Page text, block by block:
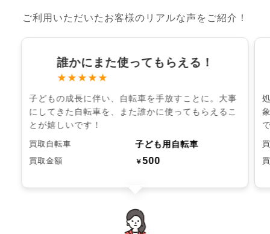
ご利用いただいたお客様のリアルな声をご紹介！
誰かにまた使ってもらえる！
★★★★★
子どもの成長に伴い、自転車を手放すことに。大事
にしてきた自転車を、また誰かに使ってもらえるこ
とが嬉しいです！
買取自転車 子ども用自転車
買取金額 ￥500
chevron_left chevron_right